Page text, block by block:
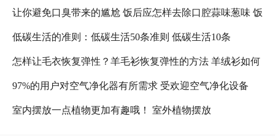
大名牌电子秤 人体电子秤十大名牌是哪个牌子最好
让你避免口臭带来的尴尬 饭后应怎样去除口腔蒜味葱味 饭
后口臭减轻
低碳生活的准则：低碳生活50条准则 低碳生活10条
怎样让毛衣恢复弹性？羊毛衫恢复弹性的方法 羊绒衫如何
恢复弹性
97%的用户对空气净化器有所需求 受欢迎空气净化设备
室内摆放一点植物更加有趣哦！ 室外植物摆放